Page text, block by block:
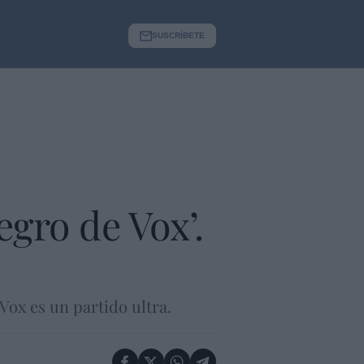
SUSCRÍBETE
de Vox’.
es un partido ultra.